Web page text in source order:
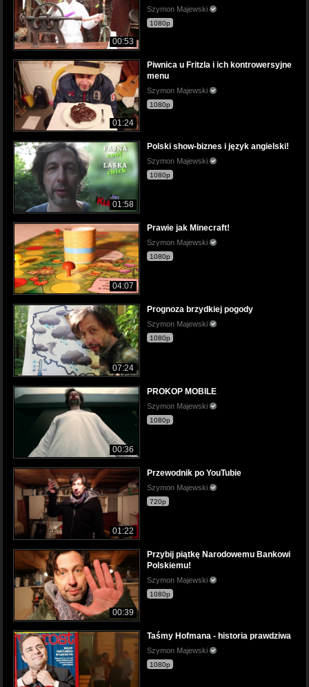
00:53
Szymon Majewski
1080p
01:24
Piwnica u Fritzla i ich kontrowersyjne
menu
Szymon Majewski
1080p
01:58
Polski show-biznes i język angielski!
Szymon Majewski
1080p
04:07
Prawie jak Minecraft!
Szymon Majewski
1080p
07:24
Prognoza brzydkiej pogody
Szymon Majewski
1080p
00:36
PROKOP MOBILE
Szymon Majewski
1080p
01:22
Przewodnik po YouTubie
Szymon Majewski
720p
00:39
Przybij piątkę Narodowemu Bankowi
Polskiemu!
Szymon Majewski
1080p
Taśmy Hofmana - historia prawdziwa
Szymon Majewski
1080p